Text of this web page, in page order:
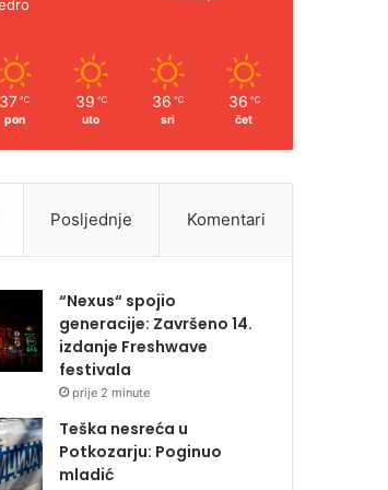
37 ℃
pon
39 ℃
uto
36 ℃
sri
36 ℃
čet
Posljednje Komentari
“Nexus“ spojio
generacije: Završeno 14.
izdanje Freshwave
festivala
prije 2 minute
Teška nesreća u
Potkozarju: Poginuo
mladić